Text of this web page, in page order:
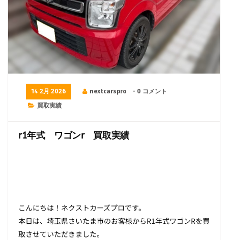
14 2月 2026 nextcarspro
- 0 コメント
買取実績
r1年式 ワゴンr 買取実績
こんにちは！ネクストカーズプロです。
本日は、埼玉県さいたま市のお客様からR1年式ワゴンRを買
取させていただきました。